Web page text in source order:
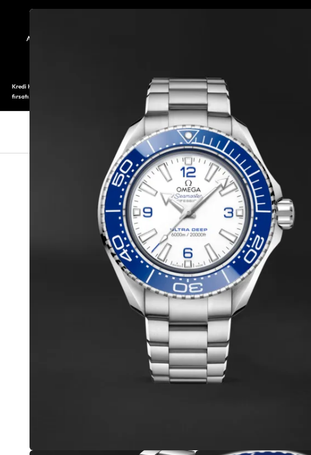
Kredi Kartı ile 12 aya varan taksitli alışveriş imkanı. Üstelik ilk 6 taksite %0 komisyon
fırsatı.
SAAT AKSESUARLARITAKI VE MÜCEVHER